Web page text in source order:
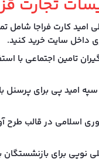
تجارت
امید کارت فراجا شامل
داخل سایت خرید کنید.
تامین اجتماعی با
امید پی برای پرسنل
اسلامی در قالب